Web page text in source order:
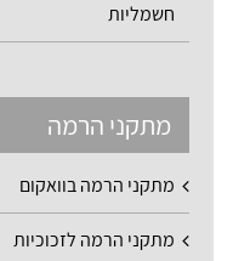
חשמליות
מתקני הרמה
מתקני הרמה בוואקום
מתקני הרמה לזכוכיות